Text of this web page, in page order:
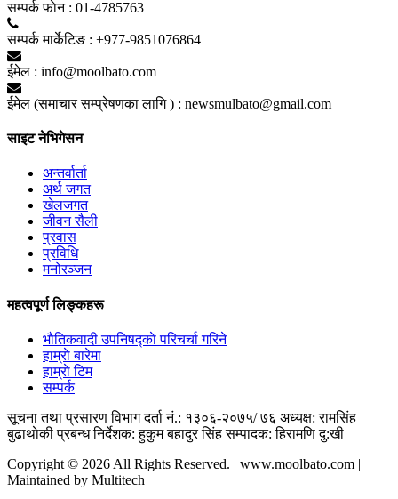
सम्पर्क फाेन : 01-4785763
सम्पर्क मार्केटिङ : +977-9851076864
ईमेल : info@moolbato.com
ईमेल (समाचार सम्प्रेषणका लागि ) : newsmulbato@gmail.com
साइट नेभिगेसन
अन्तर्वार्ता
अर्थ जगत
खेलजगत
जीवन सैली
प्रवास
प्रविधि
मनोरञ्जन
महत्वपूर्ण लिङ्कहरू
भाैतिकवादी उपनिषद्काे परिचर्चा गरिने
हाम्राे बारेमा
हाम्राे टिम
सम्पर्क
सूचना तथा प्रसारण विभाग दर्ता नं.: १३०६-२०७५/ ७६ अध्यक्ष: रामसिंह
बुढाथाेकी प्रबन्ध निर्देशक: हुकुम बहादुर सिंह सम्पादक: हिरामणि दु:खी
Copyright © 2026 All Rights Reserved. | www.moolbato.com |
Maintained by Multitech